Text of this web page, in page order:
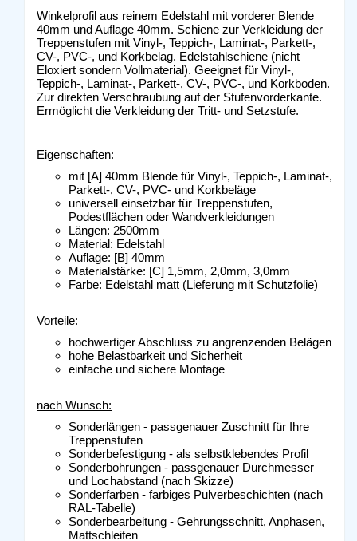
Winkelprofil aus reinem Edelstahl mit vorderer Blende
40mm und Auflage 40mm. Schiene zur Verkleidung der
Treppenstufen mit Vinyl-, Teppich-, Laminat-, Parkett-,
CV-, PVC-, und Korkbelag. Edelstahlschiene (nicht
Eloxiert sondern Vollmaterial). Geeignet für Vinyl-,
Teppich-, Laminat-, Parkett-, CV-, PVC-, und Korkboden.
Zur direkten Verschraubung auf der Stufenvorderkante.
Ermöglicht die Verkleidung der Tritt- und Setzstufe.
Eigenschaften:
mit [A] 40mm Blende für Vinyl-, Teppich-, Laminat-,
Parkett-, CV-, PVC- und Korkbeläge
universell einsetzbar für Treppenstufen,
Podestflächen oder Wandverkleidungen
Längen: 2500mm
Material: Edelstahl
Auflage: [B] 40mm
Materialstärke: [C] 1,5mm, 2,0mm, 3,0mm
Farbe: Edelstahl matt (Lieferung mit Schutzfolie)
Vorteile:
hochwertiger Abschluss zu angrenzenden Belägen
hohe Belastbarkeit und Sicherheit
einfache und sichere Montage
nach Wunsch:
Sonderlängen - passgenauer Zuschnitt für Ihre
Treppenstufen
Sonderbefestigung - als selbstklebendes Profil
Sonderbohrungen - passgenauer Durchmesser
und Lochabstand (nach Skizze)
Sonderfarben - farbiges Pulverbeschichten (nach
RAL-Tabelle)
Sonderbearbeitung - Gehrungsschnitt, Anphasen,
Mattschleifen